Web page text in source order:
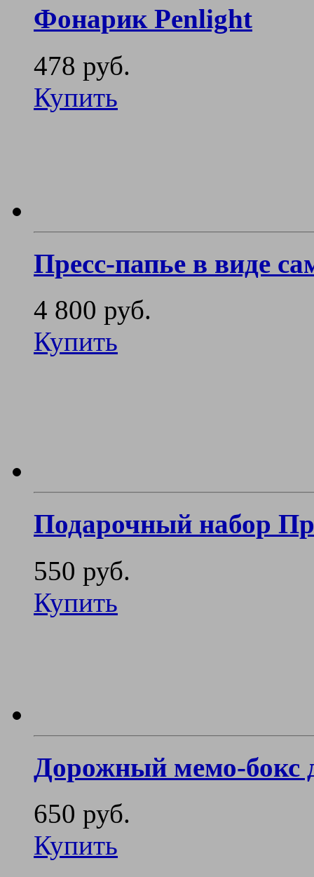
Фонарик Penlight
478 руб.
Купить
Пресс-папье в виде
4 800 руб.
Купить
Подарочный набор
550 руб.
Купить
Дорожный мемо-бокс
650 руб.
Купить